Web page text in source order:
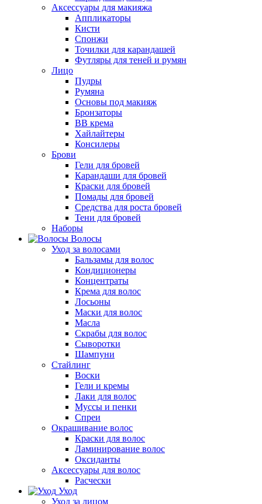
Аксессуары для макияжа
Аппликаторы
Кисти
Спонжи
Точилки для карандашей
Футляры для теней и румян
Лицо
Пудры
Румяна
Основы под макияж
Бронзаторы
BB крема
Хайлайтеры
Консилеры
Брови
Гели для бровей
Карандаши для бровей
Краски для бровей
Помады для бровей
Средства для роста бровей
Тени для бровей
Наборы
Волосы
Уход за волосами
Бальзамы для волос
Кондиционеры
Концентраты
Крема для волос
Лосьоны
Маски для волос
Масла
Скрабы для волос
Сыворотки
Шампуни
Стайлинг
Воски
Гели и кремы
Лаки для волос
Муссы и пенки
Спреи
Окрашивание волос
Краски для волос
Ламинирование волос
Оксиданты
Аксессуары для волос
Расчески
Уход
Уход за лицом